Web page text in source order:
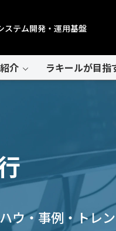
ステム開発・運用基盤
介 ラキールが目指
ウ・事例・トレ